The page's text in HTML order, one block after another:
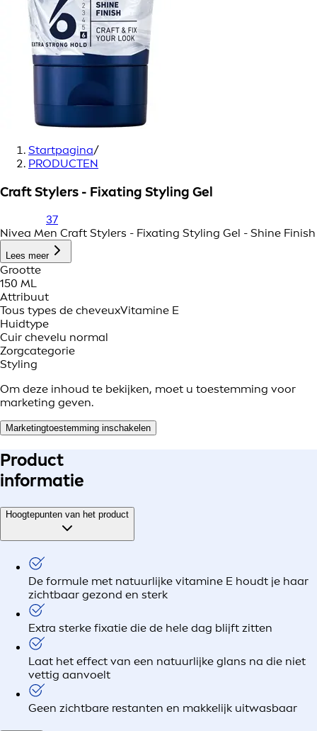
Startpagina/
PRODUCTEN
Craft Stylers - Fixating Styling Gel
37
Nivea Men Craft Stylers - Fixating Styling Gel - Shine Finish
Lees meer
Grootte
150 ML
Attribuut
Tous types de cheveuxVitamine E
Huidtype
Cuir chevelu normal
Zorgcategorie
Styling
Om deze inhoud te bekijken, moet u toestemming voor
marketing geven.
Marketingtoestemming inschakelen
Product
informatie
Hoogtepunten van het product
De formule met natuurlijke vitamine E houdt je haar
zichtbaar gezond en sterk
Extra sterke fixatie die de hele dag blijft zitten
Laat het effect van een natuurlijke glans na die niet
vettig aanvoelt
Geen zichtbare restanten en makkelijk uitwasbaar